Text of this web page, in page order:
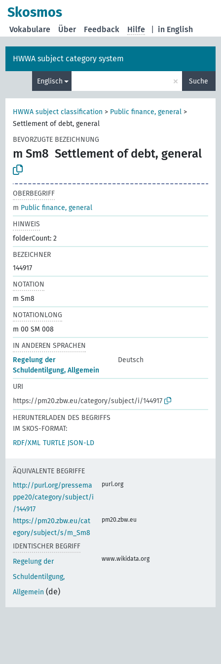
Skosmos
in English
Vokabulare Über Feedback Hilfe
HWWA subject category system
Englisch × Suche
HWWA subject classification > Public finance, general >
Settlement of debt, general
BEVORZUGTE BEZEICHNUNG
m Sm8 Settlement of debt, general
OBERBEGRIFF
m Public finance, general
HINWEIS
folderCount: 2
BEZEICHNER
144917
NOTATION
m Sm8
NOTATIONLONG
m 00 SM 008
IN ANDEREN SPRACHEN
Regelung der
Schuldentilgung, Allgemein
Deutsch
URI
https://pm20.zbw.eu/category/subject/i/144917
HERUNTERLADEN DES BEGRIFFS
IM SKOS-FORMAT:
RDF/XML TURTLE JSON-LD
ÄQUIVALENTE BEGRIFFE
http://purl.org/pressema
ppe20/category/subject/i
/144917
purl.org
https://pm20.zbw.eu/cat
egory/subject/s/m_Sm8
pm20.zbw.eu
IDENTISCHER BEGRIFF
Regelung der
Schuldentilgung,
Allgemein (de)
www.wikidata.org